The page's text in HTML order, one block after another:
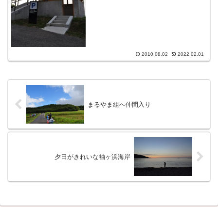
2010.08.02 2022.02.01
まるやま組へ仲間入り
夕日がきれいな袖ヶ浜海岸